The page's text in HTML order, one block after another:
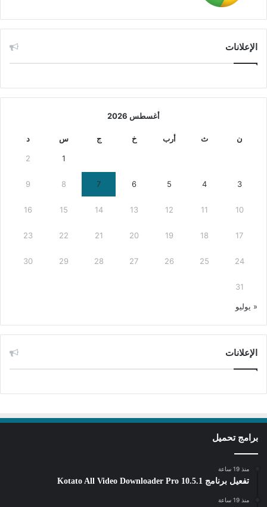
الإعلانات
أغسطس 2026
ن ث أرب خ ج س د
1
2
3
4
5
6
7
8
9
10
11
12
13
14
15
16
17
18
19
20
21
22
23
24
25
26
27
28
29
30
31
« يوليو
الإعلانات
برامج تحميل
منذ 19 ساعة
تفعيل برنامج Kotato All Video Downloader Pro 10.5.1
منذ 19 ساعة